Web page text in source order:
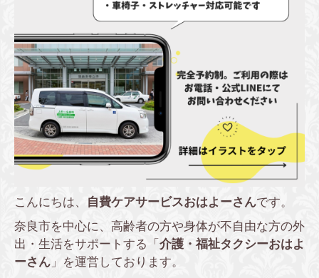
こんにちは、 自費ケアサービスおはよーさんです。
奈良市を中心に、高齢者の方や身体が不自由な方の外
出・生活をサポートする「 介護・福祉タクシーおはよ
ーさん 」を運営しております。